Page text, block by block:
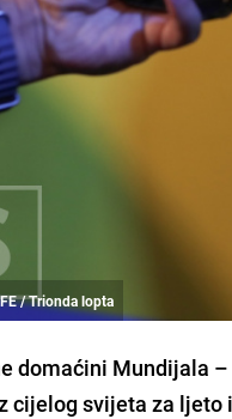
/ Trionda lopta
domaćini Mundijala
cijelog svijeta za